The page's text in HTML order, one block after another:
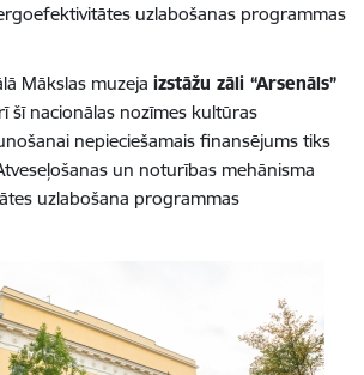
uzlabošanas programmas
Mākslas muzeja izstāžu zāli “Arsenāls”
šī nacionālas nozīmes kultūras
nepieciešamais finansējums tiks
un noturības mehānisma
uzlabošana programmas